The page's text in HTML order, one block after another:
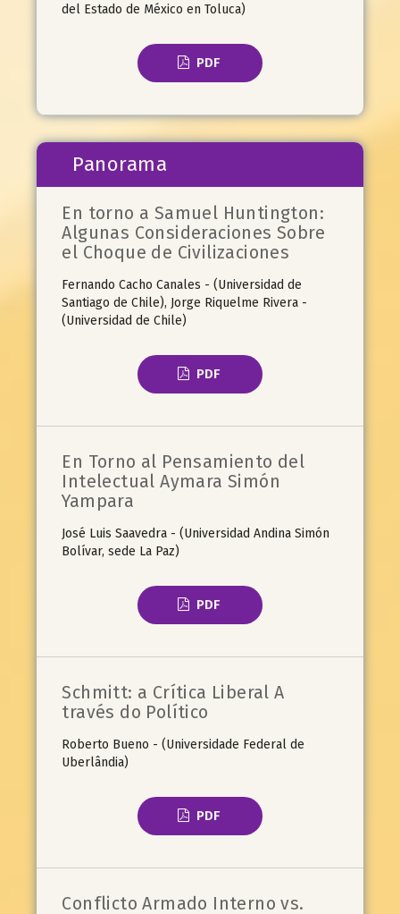
del Estado de México en Toluca)
PDF
Panorama
En torno a Samuel Huntington:
Algunas Consideraciones Sobre
el Choque de Civilizaciones
Fernando Cacho Canales - (Universidad de
Santiago de Chile), Jorge Riquelme Rivera -
(Universidad de Chile)
PDF
En Torno al Pensamiento del
Intelectual Aymara Simón
Yampara
José Luis Saavedra - (Universidad Andina Simón
Bolívar, sede La Paz)
PDF
Schmitt: a Crítica Liberal A
través do Político
Roberto Bueno - (Universidade Federal de
Uberlândia)
PDF
Conflicto Armado Interno vs.